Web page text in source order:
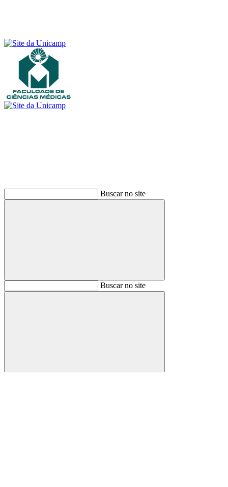
Buscar no site
BuscarBuscar no site
Buscar